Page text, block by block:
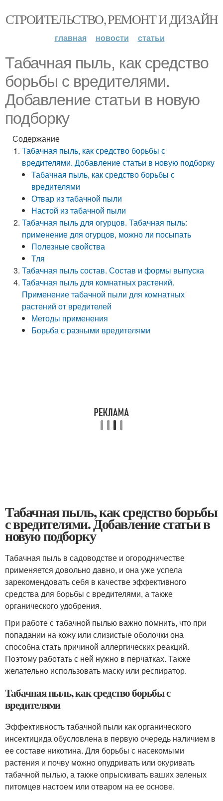
СТРОИТЕЛЬСТВО, РЕМОНТ И ДИЗАЙН
главная новости статьи
Табачная пыль, как средство
борьбы с вредителями.
Добавление статьи в новую
подборку
Содержание
Табачная пыль, как средство борьбы с
вредителями. Добавление статьи в новую подборку
Табачная пыль, как средство борьбы с
вредителями
Отвар из табачной пыли
Настой из табачной пыли
Табачная пыль для огурцов. Табачная пыль:
применение для огурцов, можно ли посыпать
Полезные свойства
Тля
Табачная пыль состав. Состав и формы выпуска
Табачная пыль для комнатных растений.
Применение табачной пыли для комнатных
растений от вредителей
Методы применения
Борьба с разными вредителями
Табачная пыль, как средство борьбы
с вредителями. Добавление статьи в
новую подборку
Табачная пыль в садоводстве и огородничестве
применяется довольно давно, и она уже успела
зарекомендовать себя в качестве эффективного
средства для борьбы с вредителями, а также
органического удобрения.
При работе с табачной пылью важно помнить, что при
попадании на кожу или слизистые оболочки она
способна стать причиной аллергических реакций.
Поэтому работать с ней нужно в перчатках. Также
желательно использовать маску или респиратор.
Табачная пыль, как средство борьбы с
вредителями
Эффективность табачной пыли как органического
инсектицида обусловлена в первую очередь наличием в
ее составе никотина. Для борьбы с насекомыми
растения и почву можно опудривать или окуривать
табачной пылью, а также опрыскивать ваших зеленых
питомцев настоем или отваром на ее основе.